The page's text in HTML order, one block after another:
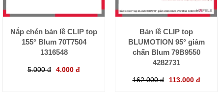
Nắp chén bản lề CLIP top
155° Blum 70T7504
1316548
5.000 đ 4.000 đ
Bản lề CLIP top
BLUMOTION 95° giảm
chấn Blum 79B9550
4282731
162.000 đ 113.000 đ